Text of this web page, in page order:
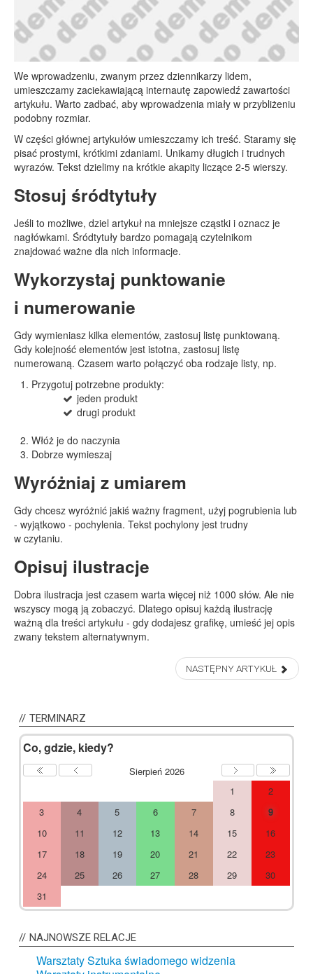
We wprowadzeniu, zwanym przez dziennikarzy lidem,
umieszczamy zaciekawiającą internautę zapowiedź zawartości
artykułu. Warto zadbać, aby wprowadzenia miały w przybliżeniu
podobny rozmiar.
W części głównej artykułów umieszczamy ich treść. Staramy się
pisać prostymi, krótkimi zdaniami. Unikamy długich i trudnych
wyrazów. Tekst dzielimy na krótkie akapity liczące 2-5 wierszy.
Stosuj śródtytuły
Jeśli to możliwe, dziel artykuł na mniejsze cząstki i oznacz je
nagłówkami. Śródtytuły bardzo pomagają czytelnikom
znajdować ważne dla nich informacje.
Wykorzystaj punktowanie
i numerowanie
Gdy wymieniasz kilka elementów, zastosuj listę punktowaną.
Gdy kolejność elementów jest istotna, zastosuj listę
numerowaną. Czasem warto połączyć oba rodzaje listy, np.
Przygotuj potrzebne produkty:
jeden produkt
drugi produkt
Włóż je do naczynia
Dobrze wymieszaj
Wyróżniaj z umiarem
Gdy chcesz wyróżnić jakiś ważny fragment, użyj pogrubienia lub
- wyjątkowo - pochylenia. Tekst pochylony jest trudny
w czytaniu.
Opisuj ilustracje
Dobra ilustracja jest czasem warta więcej niż 1000 słów. Ale nie
wszyscy mogą ją zobaczyć. Dlatego opisuj każdą ilustrację
ważną dla treści artykułu - gdy dodajesz grafikę, umieść jej opis
zwany tekstem alternatywnym.
NASTĘPNY ARTYKUŁ
TERMINARZ
Co, gdzie, kiedy?
Sierpień 2026
1
2
3
4 5 6 7 8
9
10
11 12 13 14 15
16
17
18 19 20 21 22
23
24
25 26 27 28 29
30
31
NAJNOWSZERELACJE
Warsztaty Sztuka świadomego widzenia